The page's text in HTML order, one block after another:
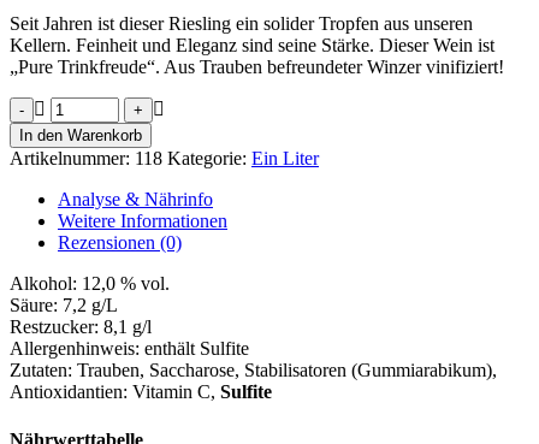
Seit Jahren ist dieser Riesling ein solider Tropfen aus unseren
Kellern. Feinheit und Eleganz sind seine Stärke. Dieser Wein ist
„Pure Trinkfreude“. Aus Trauben befreundeter Winzer vinifiziert!
Ein
Liter
Riesling
Trocken
Menge
In den Warenkorb
Artikelnummer: 118 Kategorie: Ein Liter
Analyse & Nährinfo
Weitere Informationen
Rezensionen (0)
Alkohol: 12,0 % vol.
Säure: 7,2 g/L
Restzucker: 8,1 g/l
Allergenhinweis: enthält Sulfite
Zutaten: Trauben, Saccharose, Stabilisatoren (Gummiarabikum),
Antioxidantien: Vitamin C, Sulfite
Nährwerttabelle